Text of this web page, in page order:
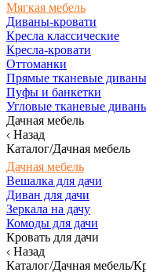
Мягкая мебель
Диваны-кровати
Кресла классические
Кресла-кровати
Оттоманки
Прямые тканевые диваны
Пуфы и банкетки
Угловые тканевые
Дачная мебель
Назад
Каталог/Дачная мебель
Дачная мебель
Вешалка для дачи
Диван для дачи
Зеркала на дачу
Комоды для дачи
Кровать для дачи
Назад
Каталог/Дачная мебель/